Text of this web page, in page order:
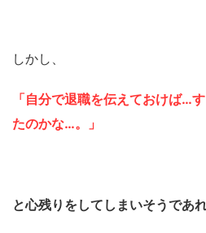
しかし、
「自分で退職を伝えておけば…
たのかな…。」
と心残りをしてしまいそうであれ